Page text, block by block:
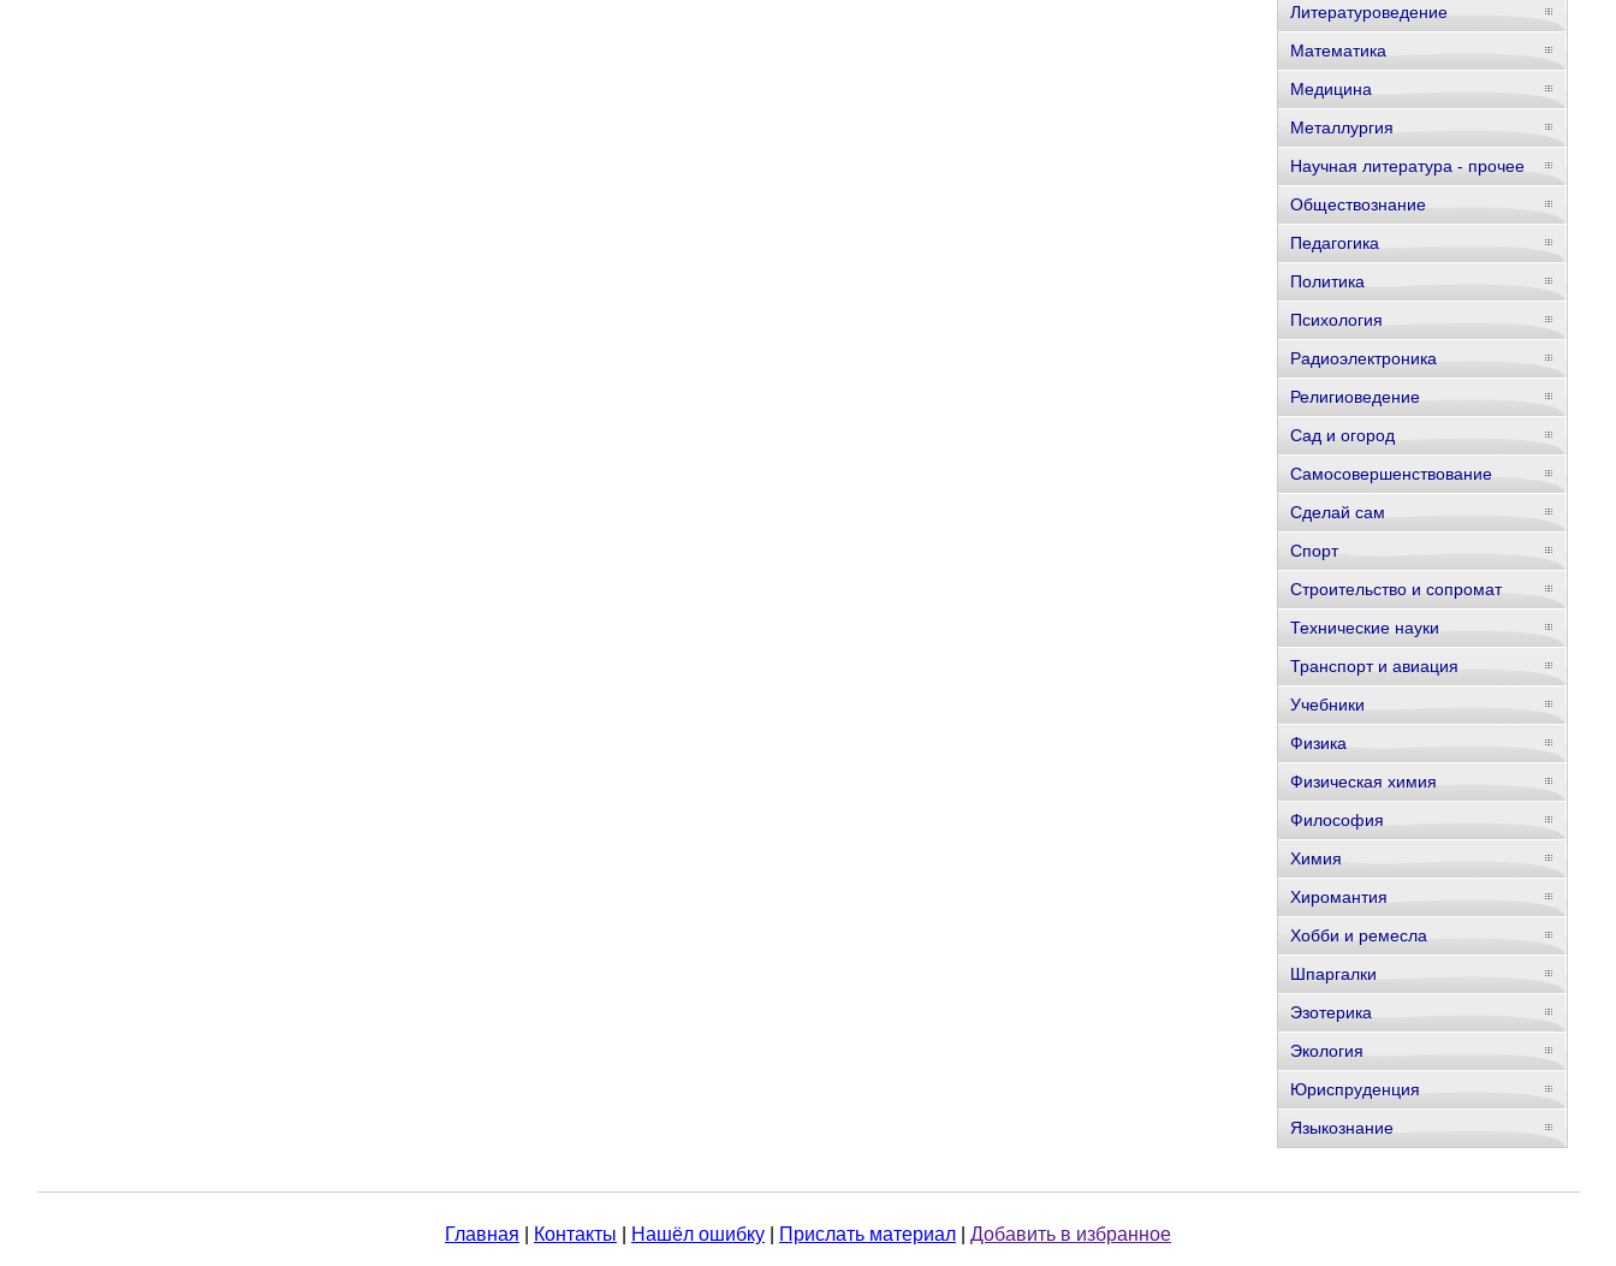
Литературоведение
Математика
Медицина
Металлургия
Научная литература - прочее
Обществознание
Педагогика
Политика
Психология
Радиоэлектроника
Религиоведение
Сад и огород
Самосовершенствование
Сделай сам
Спорт
Строительство и сопромат
Технические науки
Транспорт и авиация
Учебники
Физика
Физическая химия
Философия
Химия
Хиромантия
Хобби и ремесла
Шпаргалки
Эзотерика
Экология
Юриспруденция
Языкознание
Главная Контакты Нашёл ошибку Прислать материал Добавить в избранное